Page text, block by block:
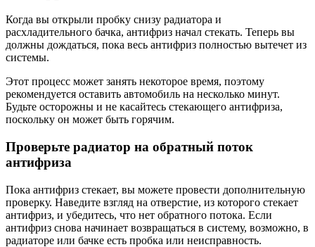
Когда вы открыли пробку снизу радиатора и
расхладительного бачка, антифриз начал стекать. Теперь вы
должны дождаться, пока весь антифриз полностью вытечет из
системы.
Этот процесс может занять некоторое время, поэтому
рекомендуется оставить автомобиль на несколько минут.
Будьте осторожны и не касайтесь стекающего антифриза,
поскольку он может быть горячим.
Проверьте радиатор на обратный поток
антифриза
Пока антифриз стекает, вы можете провести дополнительную
проверку. Наведите взгляд на отверстие, из которого стекает
антифриз, и убедитесь, что нет обратного потока. Если
антифриз cнова начинает возвращаться в систему, возможно, в
радиаторе или бачке есть пробка или неисправность.